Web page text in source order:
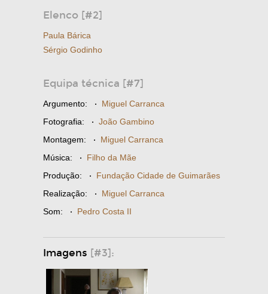
Elenco [#2]
Paula Bárica
Sérgio Godinho
Equipa técnica [#7]
Argumento: · Miguel Carranca
Fotografia: · João Gambino
Montagem: · Miguel Carranca
Música: · Filho da Mãe
Produção: · Fundação Cidade de Guimarães
Realização: · Miguel Carranca
Som: · Pedro Costa II
Imagens [#3]: